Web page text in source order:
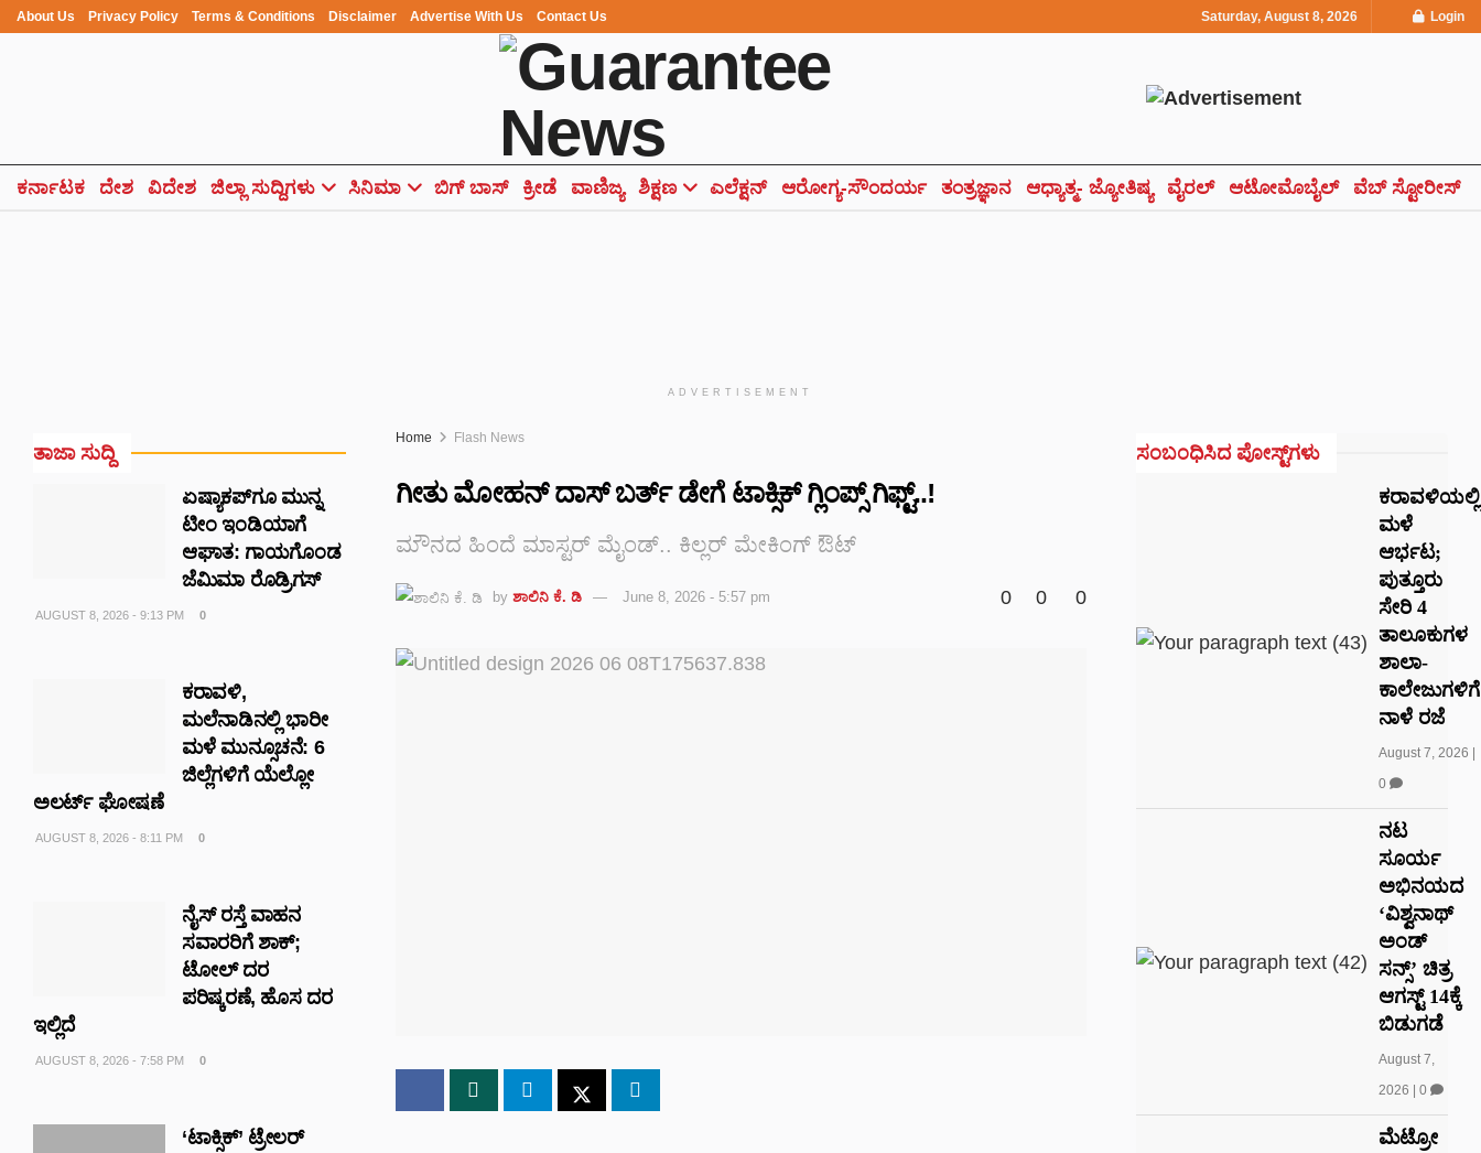
About Us Privacy Policy Terms & Conditions Disclaimer Advertise With Us Contact Us Saturday, August 8, 2026 Login
ಕರ್ನಾಟಕ ದೇಶ ವಿದೇಶ ಜಿಲ್ಲಾ ಸುದ್ದಿಗಳು ಸಿನಿಮಾ ಬಿಗ್ ಬಾಸ್ ಕ್ರೀಡೆ ವಾಣಿಜ್ಯ ಶಿಕ್ಷಣ ಎಲೆಕ್ಷನ್ ಆರೋಗ್ಯ-ಸೌಂದರ್ಯ ತಂತ್ರಜ್ಞಾನ ಆಧ್ಯಾತ್ಮ- ಜ್ಯೋತಿಷ್ಯ ವೈರಲ್ ಆಟೋಮೊಬೈಲ್ ವೆಬ್ ಸ್ಟೋರೀಸ್
ADVERTISEMENT
Home Flash News
ಗೀತು ಮೋಹನ್ ದಾಸ್ ಬರ್ತ್ ಡೇಗೆ ಟಾಕ್ಸಿಕ್ ಗ್ಲಿಂಪ್ಸ್ ಗಿಫ್ಟ್..!
ಮೌನದ ಹಿಂದೆ ಮಾಸ್ಟರ್ ಮೈಂಡ್.. ಕಿಲ್ಲರ್ ಮೇಕಿಂಗ್ ಔಟ್
by ಶಾಲಿನಿ ಕೆ. ಡಿ June 8, 2026 - 5:57 pm 0 0 0
ತಾಜಾ ಸುದ್ದಿ
ಏಷ್ಯಾಕಪ್‌ಗೂ ಮುನ್ನ
ಟೀಂ ಇಂಡಿಯಾಗೆ
ಆಘಾತ: ಗಾಯಗೊಂಡ
ಜೆಮಿಮಾ ರೊಡ್ರಿಗಸ್
AUGUST 8, 2026 - 9:13 PM 0
ಕರಾವಳಿ,
ಮಲೆನಾಡಿನಲ್ಲಿ ಭಾರೀ
ಮಳೆ ಮುನ್ಸೂಚನೆ: 6
ಜಿಲ್ಲೆಗಳಿಗೆ ಯೆಲ್ಲೋ
ಅಲರ್ಟ್ ಘೋಷಣೆ
AUGUST 8, 2026 - 8:11 PM 0
ನೈಸ್‌ ರಸ್ತೆ ವಾಹನ
ಸವಾರರಿಗೆ ಶಾಕ್‌;
ಟೋಲ್‌ ದರ
ಪರಿಷ್ಕರಣೆ, ಹೊಸ ದರ
ಇಲ್ಲಿದೆ
AUGUST 8, 2026 - 7:58 PM 0
‘ಟಾಕ್ಸಿಕ್’ ಟ್ರೇಲರ್
ಸಂಬಂಧಿಸಿದ ಪೋಸ್ಟ್‌ಗಳು
ಕರಾವಳಿಯಲ್ಲಿ
ಮಳೆ
ಆರ್ಭಟ;
ಪುತ್ತೂರು
ಸೇರಿ 4
ತಾಲೂಕುಗಳ
ಶಾಲಾ-
ಕಾಲೇಜುಗಳಿಗೆ
ನಾಳೆ ರಜೆ
August 7, 2026
0
ನಟ
ಸೂರ್ಯ
ಅಭಿನಯದ
‘ವಿಶ್ವನಾಥ್
ಅಂಡ್
ಸನ್ಸ್’ ಚಿತ್ರ
ಆಗಸ್ಟ್ 14ಕ್ಕೆ
ಬಿಡುಗಡೆ
August 7,
2026
0
ಮೆಟ್ರೋ